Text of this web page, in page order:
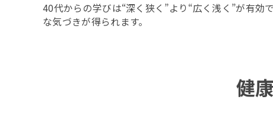
40代からの学びは“深く狭く”より“広く浅く”が有
な気づきが得られます。
健